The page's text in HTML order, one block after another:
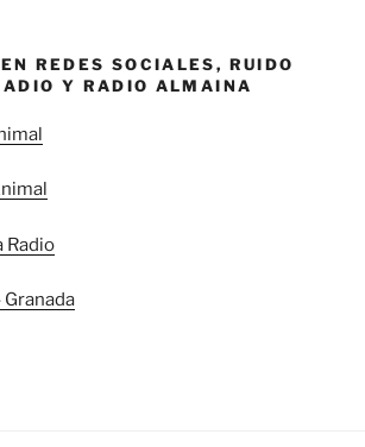
REDES SOCIALES, RUIDO
Y RADIO ALMAINA
Radio
Granada